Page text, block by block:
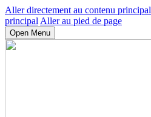
Aller directement au contenu principal
principal Aller au pied de page
Open Menu